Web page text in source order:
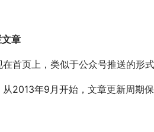
章
首页上，类似于公众号推送的形
2013年9月开始，文章更新周期